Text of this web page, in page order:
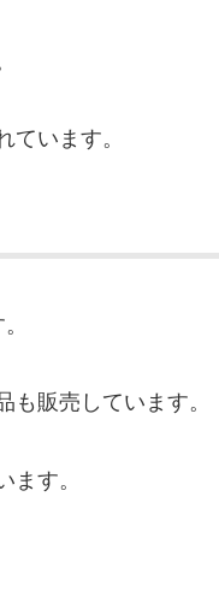
います。
販売しています。
す。